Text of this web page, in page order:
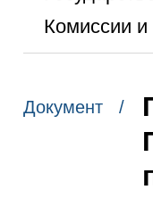
Комиссии и
Документ /